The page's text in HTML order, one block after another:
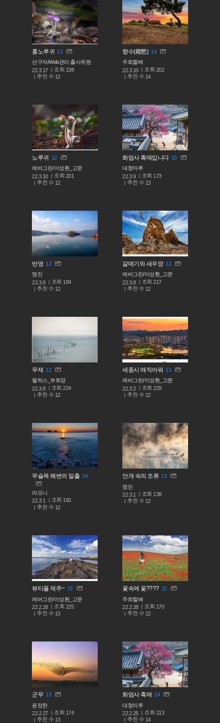
홍노루귀
13
선구자/Web관리.출사위원
22.3.17
조회 138
추천 수 12
향수(鄕愁) 14
주희할배
22.3.10
조회 202
추천 수 14
노루귀
12
에버그린/이성환_고문
22.3.10
조회 201
추천 수 12
화엄사 흑매입니다 13
대청마루
22.3.9
조회 173
추천 수 13
반영 12
명진
22.3.8
조회 184
추천 수 12
갈매기와 새우깡 12
에버그린/이성환_고문
22.3.8
조회217
추천 수 12
무제
12
펠릭스_부회장
22.3.8
조회224
추천 수 12
세종시 매직아워 11
에버그린/이성환_고문
22.3.2
조회229
추천 수 12
무슬목 해변의 일출 14
라오니
22.3.1
조회 192
추천 수 12
안개 속의 조류 13
명진
22.3.1
조회 138
추천 수 12
뷰티플 제주~ 13
에버그린/이성환_고문
22.2.28
조회 225
추천 수 13
꽃속에 꽃???? 12
주희할배
22.2.28
조회 170
추천 수 12
군무 13
윤정한
22.2.27
조회 174
추천 수 13
화엄사 흑매 14
대청마루
22.2.25
조회 213
추천 수 14